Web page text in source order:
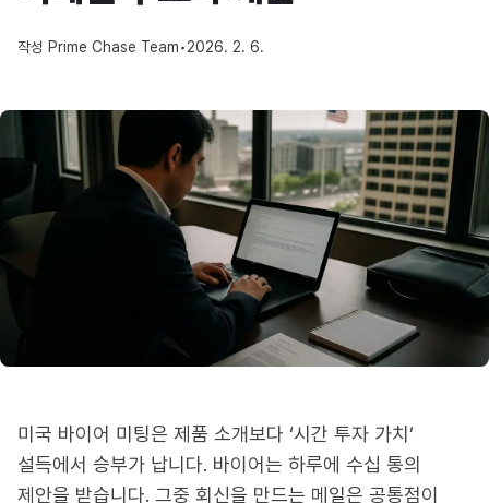
작성 Prime Chase Team•2026. 2. 6.
미국 바이어 미팅은 제품 소개보다 ‘시간 투자 가치’
설득에서 승부가 납니다. 바이어는 하루에 수십 통의
제안을 받습니다. 그중 회신을 만드는 메일은 공통점이